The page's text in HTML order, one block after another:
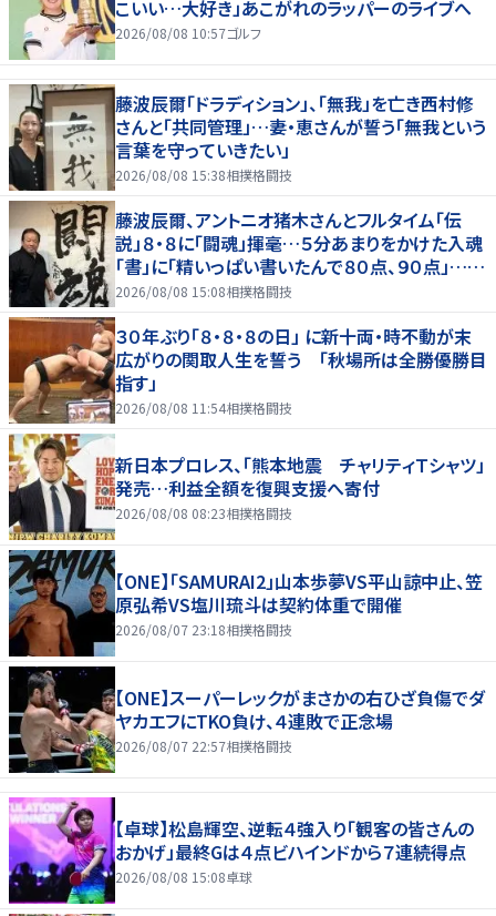
こいい…大好き」あこがれのラッパーのライブへ
2026/08/08 10:57ゴルフ
藤波辰爾「ドラディション」、「無我」を亡き西村修
さんと「共同管理」…妻・恵さんが誓う「無我という
言葉を守っていきたい」
2026/08/08 15:38相撲格闘技
藤波辰爾、アントニオ猪木さんとフルタイム「伝
説」８・８に「闘魂」揮毫…５分あまりをかけた入魂
「書」に「精いっぱい書いたんで８０点、９０点」…
「人間・藤波辰爾展」開催
2026/08/08 15:08相撲格闘技
３０年ぶり「８・８・８の日」 に新十両・時不動が末
広がりの関取人生を誓う 「秋場所は全勝優勝目
指す」
2026/08/08 11:54相撲格闘技
新日本プロレス、「熊本地震 チャリティＴシャツ」
発売…利益全額を復興支援へ寄付
2026/08/08 08:23相撲格闘技
【ONE】「SAMURAI2」山本歩夢VS平山諒中止、笠
原弘希VS塩川琉斗は契約体重で開催
2026/08/07 23:18相撲格闘技
【ONE】スーパーレックがまさかの右ひざ負傷でダ
ヤカエフにTKO負け、４連敗で正念場
2026/08/07 22:57相撲格闘技
【卓球】松島輝空、逆転４強入り「観客の皆さんの
おかげ」最終Gは４点ビハインドから７連続得点
2026/08/08 15:08卓球